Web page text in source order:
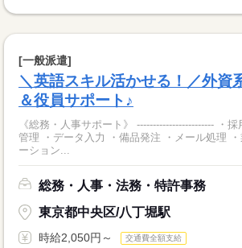
[一般派遣]
＼英語スキル活かせる！／外資
＆役員サポート♪
《総務・人事サポート》 ------------------------ ・採
管理 ・データ入力 ・備品発注 ・メール処理
ーション...
総務・人事・法務・特許事務
東京都中央区/八丁堀駅
時給2,050円～ 交通費全額支給